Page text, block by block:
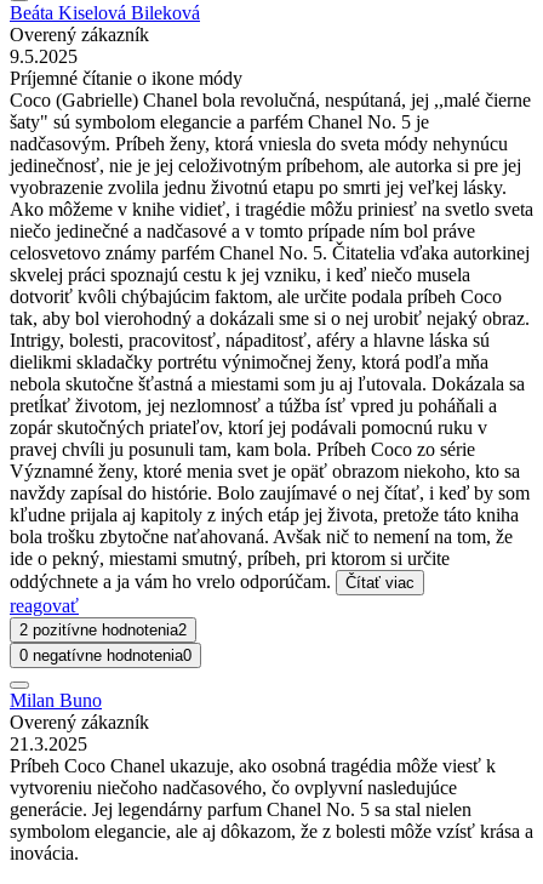
Beáta Kiselová Bileková
Overený zákazník
9.5.2025
Príjemné čítanie o ikone módy
Coco (Gabrielle) Chanel bola revolučná, nespútaná, jej ,,malé čierne
šaty" sú symbolom elegancie a parfém Chanel No. 5 je
nadčasovým. Príbeh ženy, ktorá vniesla do sveta módy nehynúcu
jedinečnosť, nie je jej celoživotným príbehom, ale autorka si pre jej
vyobrazenie zvolila jednu životnú etapu po smrti jej veľkej lásky.
Ako môžeme v knihe vidieť, i tragédie môžu priniesť na svetlo sveta
niečo jedinečné a nadčasové a v tomto prípade ním bol práve
celosvetovo známy parfém Chanel No. 5. Čitatelia vďaka autorkinej
skvelej práci spoznajú cestu k jej vzniku, i keď niečo musela
dotvoriť kvôli chýbajúcim faktom, ale určite podala príbeh Coco
tak, aby bol vierohodný a dokázali sme si o nej urobiť nejaký obraz.
Intrigy, bolesti, pracovitosť, nápaditosť, aféry a hlavne láska sú
dielikmi skladačky portrétu výnimočnej ženy, ktorá podľa mňa
nebola skutočne šťastná a miestami som ju aj ľutovala. Dokázala sa
pretĺkať životom, jej nezlomnosť a túžba ísť vpred ju poháňali a
zopár skutočných priateľov, ktorí jej podávali pomocnú ruku v
pravej chvíli ju posunuli tam, kam bola. Príbeh Coco zo série
Významné ženy, ktoré menia svet je opäť obrazom niekoho, kto sa
navždy zapísal do histórie. Bolo zaujímavé o nej čítať, i keď by som
kľudne prijala aj kapitoly z iných etáp jej života, pretože táto kniha
bola trošku zbytočne naťahovaná. Avšak nič to nemení na tom, že
ide o pekný, miestami smutný, príbeh, pri ktorom si určite
oddýchnete a ja vám ho vrelo odporúčam.
Čítať viac
reagovať
2 pozitívne hodnotenia2
0 negatívne hodnotenia0
Milan Buno
Overený zákazník
21.3.2025
Príbeh Coco Chanel ukazuje, ako osobná tragédia môže viesť k
vytvoreniu niečoho nadčasového, čo ovplyvní nasledujúce
generácie. Jej legendárny parfum Chanel No. 5 sa stal nielen
symbolom elegancie, ale aj dôkazom, že z bolesti môže vzísť krása a
inovácia.